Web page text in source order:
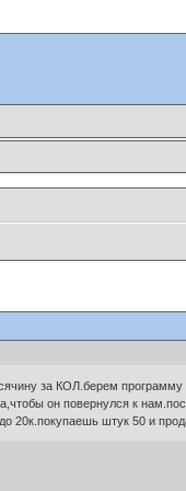
за КОЛ.берем
он повернулся к
20к.покупаешь штук 50 и